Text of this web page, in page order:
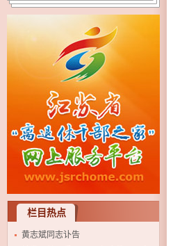
栏目热点
黄志斌同志讣告